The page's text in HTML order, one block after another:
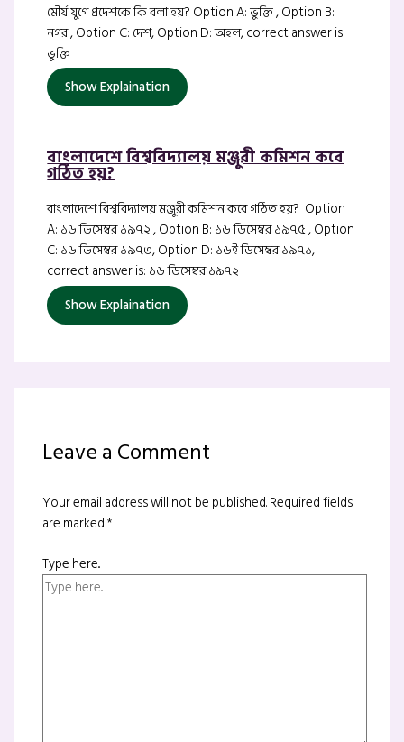
মৌর্য যুগে প্রদেশকে কি বলা হয়? Option A: ভুক্তি , Option B:
নগর , Option C: দেশ, Option D: অহল, correct answer is:
ভুক্তি
Show Explaination
বাংলাদেশে বিশ্ববিদ্যালয় মঞ্জুরী কমিশন কবে
গঠিত হয়?
বাংলাদেশে বিশ্ববিদ্যালয় মঞ্জুরী কমিশন কবে গঠিত হয়? Option
A: ১৬ ডিসেম্বর ১৯৭২ , Option B: ১৬ ডিসেম্বর ১৯৭৫ , Option
C: ১৬ ডিসেম্বর ১৯৭৩, Option D: ১৬ই ডিসেম্বর ১৯৭১,
correct answer is: ১৬ ডিসেম্বর ১৯৭২
Show Explaination
Leave a Comment
Your email address will not be published.Required fields
are marked*
Type here..